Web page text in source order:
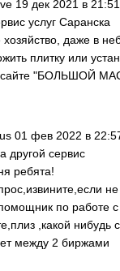
19 дек 2021 в 21:51
услуг Саранска
даже в
плитку или
"БОЛЬШОЙ
01 фев 2022 в
другой сервис
ребята!
не
по работе с
,какой
между 2 биржами